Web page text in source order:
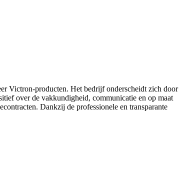
Victron-producten. Het bedrijf onderscheidt zich door
over de vakkundigheid, communicatie en op maat
Dankzij de professionele en transparante